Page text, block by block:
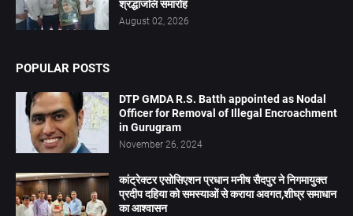
श्रद्धांजलि समारोह
August 02, 2026
POPULAR POSTS
DTP GMDA R.S. Batth appointed as Nodal
Officer for Removal of Illegal Encroachment
in Gurugram
November 26, 2024
कांट्रेक्टर एसोसिएशन प्रधान मनीष सैदपुर ने निगमायुक्त
प्रदीप दहिया को समस्याओं से कराया अवगत,शीघ्र समाधान
का आश्वासन